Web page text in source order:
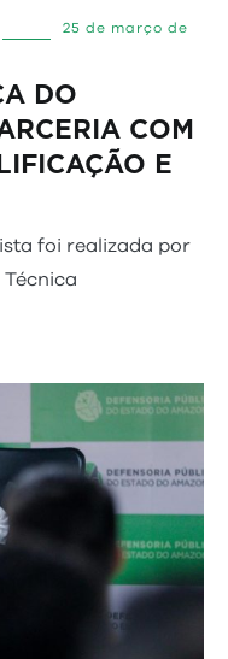
25 de março de
DO
COM
E
foi realizada por